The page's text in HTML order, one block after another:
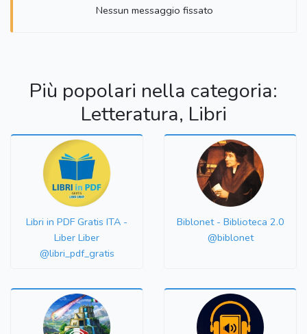
Nessun messaggio fissato
Più popolari nella categoria:
Letteratura, Libri
Libri in PDF Gratis ITA -
Liber Liber
@libri_pdf_gratis
Biblonet - Biblioteca 2.0
@biblonet